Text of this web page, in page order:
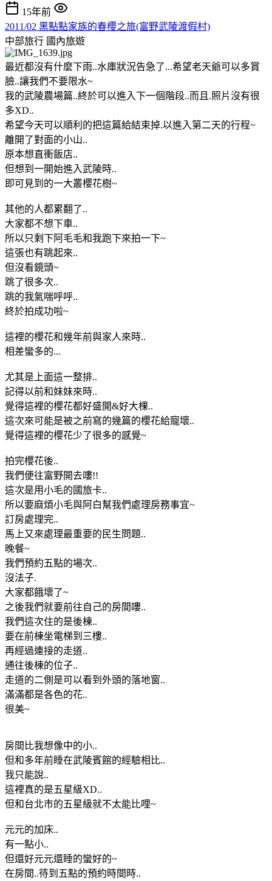
15年前
2011/02 黑點點家族的春櫻之旅(富野武陵渡假村)
中部旅行 國內旅遊
最近都沒有什麼下雨..水庫狀況告急了...希望老天爺可以多賞
臉..讓我們不要限水~
我的武陵農場篇..終於可以進入下一個階段..而且.照片沒有很
多XD..
希望今天可以順利的把這篇給結束掉.以進入第二天的行程~
離開了對面的小山..
原本想直衝飯店..
但想到一開始進入武陵時..
即可見到的一大叢櫻花樹~
其他的人都累翻了..
大家都不想下車..
所以只剩下阿毛毛和我跑下來拍一下~
這張也有跳起來..
但沒看鏡頭~
跳了很多次..
跳的我氣喘呼呼..
終於拍成功啦~
這裡的櫻花和幾年前與家人來時..
相差蠻多的...
尤其是上面這一整排..
記得以前和妹妹來時..
覺得這裡的櫻花都好盛開&好大棵..
這次來可能是被之前寫的幾篇的櫻花給寵壞..
覺得這裡的櫻花少了很多的感覺~
拍完櫻花後..
我們便往富野開去嘍!!
這次是用小毛的國旅卡..
所以要麻煩小毛與阿白幫我們處理房務事宜~
訂房處理完..
馬上又來處理最重要的民生問題..
晚餐~
我們預約五點的場次..
沒法子.
大家都餓壞了~
之後我們就要前往自己的房間嘍..
我們這次住的是後棟..
要在前棟坐電梯到三樓..
再經過連接的走道..
通往後棟的位子..
走道的二側是可以看到外頭的落地窗..
滿滿都是各色的花..
很美~
房間比我想像中的小..
但和多年前睡在武陵賓館的經驗相比..
我只能說..
這裡真的是五星級XD..
但和台北市的五星級就不太能比哩~
元元的加床..
有一點小..
但還好元元還睡的蠻好的~
在房間..待到五點的預約時間時..